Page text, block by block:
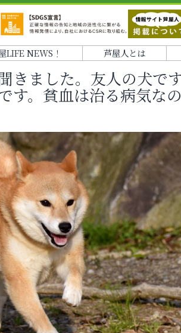
LIFE NEWS！ 芦屋人とは
きました。友人の犬で
す。貧血は治る病気な